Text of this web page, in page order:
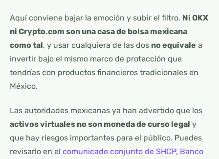
Aquí conviene bajar la emoción y subir el filtro. Ni OKX
ni Crypto.com son una casa de bolsa mexicana
como tal, y usar cualquiera de las dos no equivale a
invertir bajo el mismo marco de protección que
tendrías con productos financieros tradicionales en
México.
Las autoridades mexicanas ya han advertido que los
activos virtuales no son moneda de curso legal y
que hay riesgos importantes para el público. Puedes
revisarlo en el comunicado conjunto de SHCP, Banco